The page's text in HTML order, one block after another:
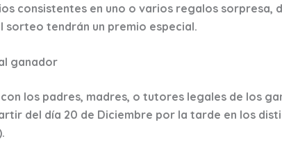
consistentes en uno o varios regalos sorpresa,
sorteo tendrán un premio especial.
ganador
los padres, madres, o tutores legales de los
del día 20 de Diciembre por la tarde en los